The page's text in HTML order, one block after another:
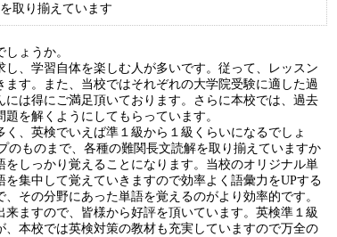
取り揃えています
ょうか。
、学習自体を楽しむ人が多いです。従って、レッスン
す。また、当校ではそれぞれの大学院受験に適した過
は得にご満足頂いております。さらに本校では、過去
を解くようにしてもらっています。
、英検でいえば準１級から１級くらいになるでしょ
のものまで、各種の難関長文読解を取り揃えていますか
しっかり覚えることになります。当校のオリジナル単
集中して覚えていきますので効率よく語彙力をUPする
その分野にあった単語を覚えるのがより効率的です。
ますので、皆様から好評を頂いています。英検準１級
本校では英検対策の教材も充実していますので万全の